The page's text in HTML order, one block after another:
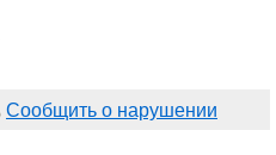
Сообщить о нарушении